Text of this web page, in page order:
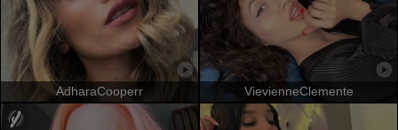
AdharaCooperr VievienneClemente